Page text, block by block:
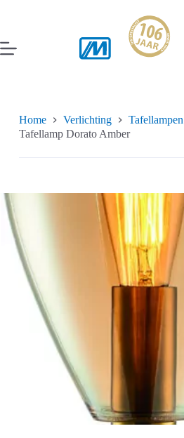
inhoud
Home Verlichting
Tafellampen
Tafellamp Dorato Amber